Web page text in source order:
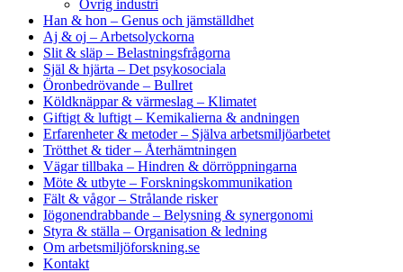
Övrig industri
Han & hon – Genus och jämställdhet
Aj & oj – Arbetsolyckorna
Slit & släp – Belastningsfrågorna
Själ & hjärta – Det psykosociala
Öronbedrövande – Bullret
Köldknäppar & värmeslag – Klimatet
Giftigt & luftigt – Kemikalierna & andningen
Erfarenheter & metoder– Själva arbetsmiljöarbetet
Trötthet & tider– Återhämtningen
Vägar tillbaka – Hindren & dörröppningarna
Möte & utbyte – Forskningskommunikation
Fält & vågor– Strålande risker
Iögonendrabbande – Belysning & synergonomi
Styra & ställa – Organisation & ledning
Om arbetsmiljöforskning.se
Kontakt